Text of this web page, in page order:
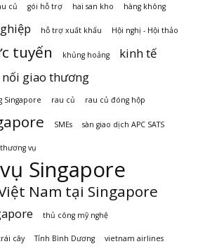
củ gói hỗ trợ hai san kho hàng không
hỗ trợ xuất khẩu Hội nghị - Hội thảo
tuyến khủng hoảng
kinh tế
nối giao thương
Singapore rau củ rau củ đóng hộp
SMEs sàn giao dịch APC SATS
thương vụ
Singapore
Nam tại Singapore
thủ công mỹ nghệ
cây Tỉnh Bình Dương vietnam airlines